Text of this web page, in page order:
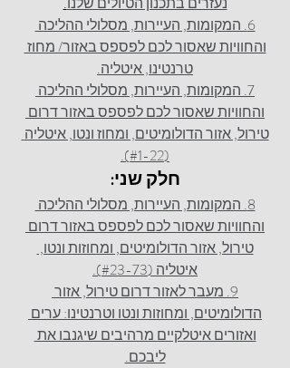
6. המקומות, העיירות, מסלולי ההליכה
והחוויות שאסור לכם לפספס באזור/ מחוז
טרנטינו, איטליה.
7. המקומות, העיירות, מסלולי ההליכה
והחוויות שאסור לכם לפספס באזור דרום
טירול, אזור הדולומיטים, ומחוז ונטו, איטליה
(#1-22).
חלק שני:
8. המקומות, העיירות, מסלולי ההליכה
והחוויות שאסור לכם לפספס באזור דרום
טירול, אזור הדולומיטים, ומחוזות ונטו,
איטליה (#23-73).
9. מעבר לאזור דרום טירול, אזור
הדולומיטים, ומחוזות ונטו וטרנטינו: ערים
ואזורים איטלקיים מרהיבים שיגנבו את
ליבכם.